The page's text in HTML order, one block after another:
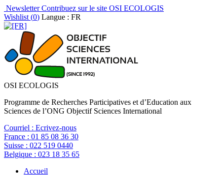
NewsletterContribuez sur le site OSI ECOLOGIS
Wishlist (0) Langue : FR
OSI ECOLOGIS
Programme de Recherches Participatives et d’Education aux
Sciences de l’ONG Objectif Sciences International
Courriel : Ecrivez-nous
France : 01 85 08 36 30
Suisse : 022 519 0440
Belgique : 023 18 35 65
Accueil